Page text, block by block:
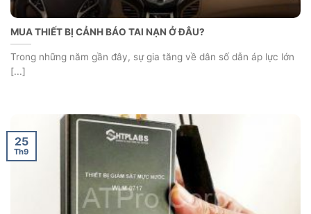
MUA THIẾT BỊ CẢNH BÁO TAI NẠN Ở ĐÂU?
Trong những năm gần đây, sự gia tăng về dân số dẫn áp lực lớn
[...]
25
Th9